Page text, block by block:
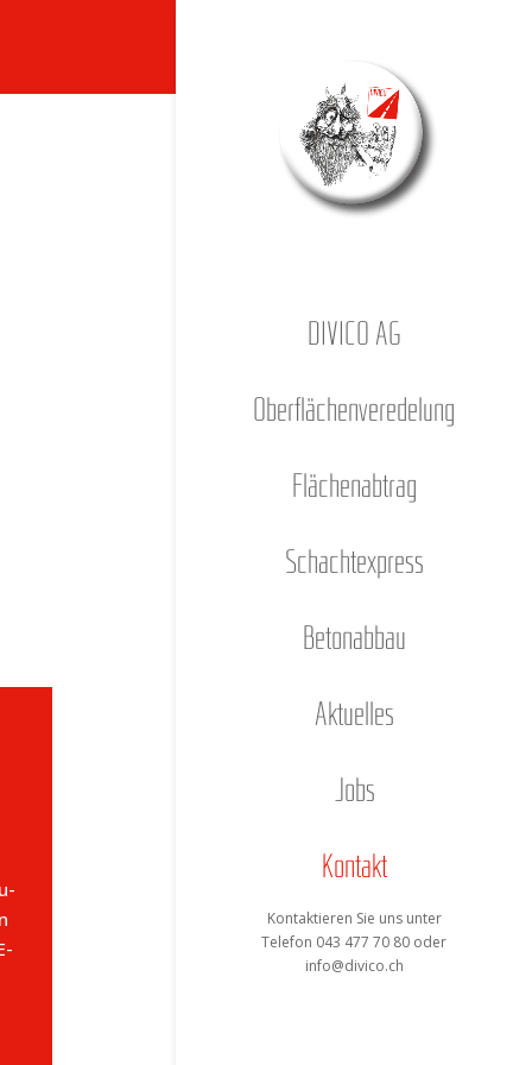
DIVICO AG
Ober­flä­chen­ver­ede­lung
Flä­chen­ab­trag
Schacht­ex­press
Beton­ab­bau
Aktu­el­les
Jobs
Kon­takt
Kon­tak­tie­ren Sie uns unter
Tele­fon 043 477 70 80 oder
info@divico.ch